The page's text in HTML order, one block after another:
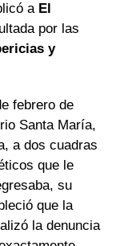
a El
por las
y
febrero de
Santa María,
a dos cuadras
que le
su
que la
la denuncia